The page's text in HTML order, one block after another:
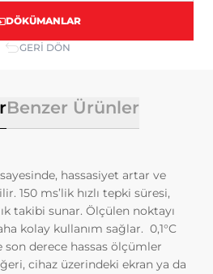
testleri)
cihazları
DÖKÜMANLAR
GERİ DÖN
Benzer Ürünler
hassasiyet artar ve
150 ms’lik hızlı tepki süresi,
takibi sunar. Ölçülen noktayı
kolay kullanım sağlar. 0,1°C
son derece hassas ölçümler
cihaz üzerindeki ekran ya da
Bu veriler,
incelediğiniz hizmet ve
dil seçeneği ve
ve KULLANIM
internet siteleri
aracılığıyla cihazınıza
depolanan küçük
Sitede tercih ettiğiniz
içeren bu küçük metin
sonraki ziyaretinizde
ve sitedeki
için